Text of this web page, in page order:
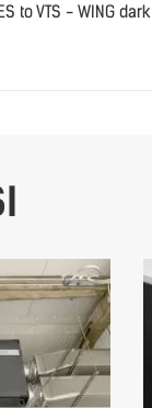
to VTS - WING dark